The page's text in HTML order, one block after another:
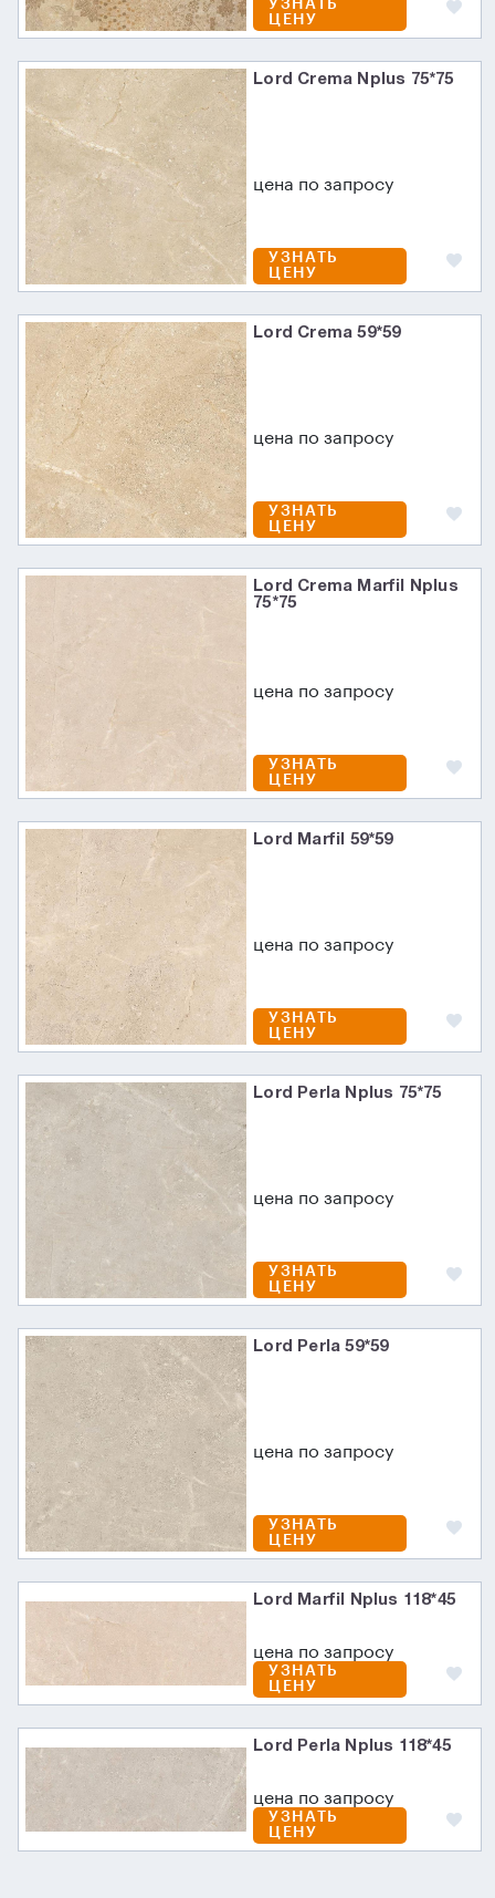
УЗНАТЬ
ЦЕНУ
Lord Crema Nplus 75*75
цена по запросу
УЗНАТЬ
ЦЕНУ
Lord Crema 59*59
цена по запросу
УЗНАТЬ
ЦЕНУ
Lord Crema Marfil Nplus
75*75
цена по запросу
УЗНАТЬ
ЦЕНУ
Lord Marfil 59*59
цена по запросу
УЗНАТЬ
ЦЕНУ
Lord Perla Nplus 75*75
цена по запросу
УЗНАТЬ
ЦЕНУ
Lord Perla 59*59
цена по запросу
УЗНАТЬ
ЦЕНУ
Lord Marfil Nplus 118*45
цена по запросу
УЗНАТЬ
ЦЕНУ
Lord Perla Nplus 118*45
цена по запросу
УЗНАТЬ
ЦЕНУ